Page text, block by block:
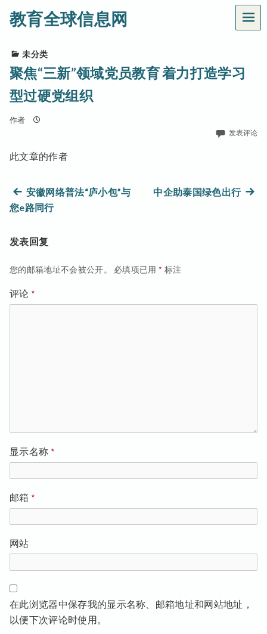
教育全球信息网
菜
单
未分类
聚焦“三新”领域党员教育 着力打造学习
型过硬党组织
作者
发表评论
此文章的作者
文
章
导
航
上
篇
章：
安徽网络普法“庐小包”与
您e路同行
中企助泰国绿色出行下
发表回复
您的邮箱地址不会被公开。 必填项已用 * 标注
评论 *
显示名称 *
邮箱 *
网站
在此浏览器中保存我的显示名称、邮箱地址和网站地址，
以便下次评论时使用。